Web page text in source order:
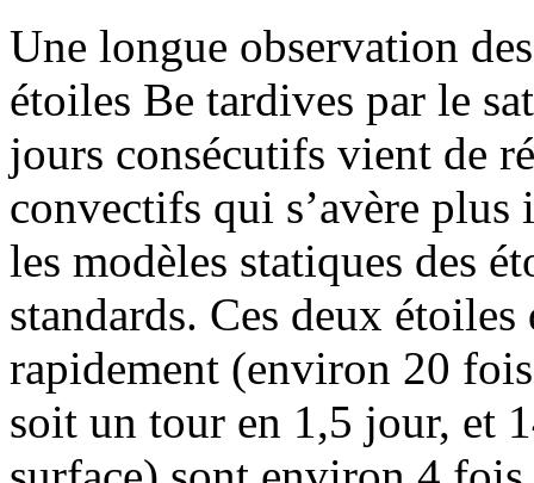
Une longue observation
étoiles Be tardives par le
jours consécutifs vient de
convectifs qui s’avère
les modèles statiques des
standards. Ces deux
rapidement (environ 20
soit un tour en 1,5 jour, et